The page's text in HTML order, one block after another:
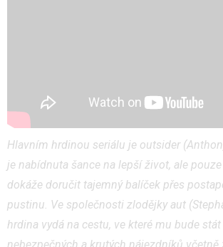
Hlavním hrdinou seriálu je outsider
je nabídnuta šance na lepší život, ale
dokáže doručit tajemný balíček přes
pustinu. Ve společnosti zlodějky aut
hrdina vydá na cestu, ve které mu bude